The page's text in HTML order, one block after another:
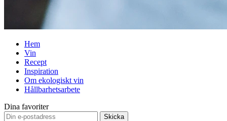
Hem
Vin
Recept
Inspiration
Om ekologiskt vin
Hållbarhetsarbete
Dina favoriter
Skicka